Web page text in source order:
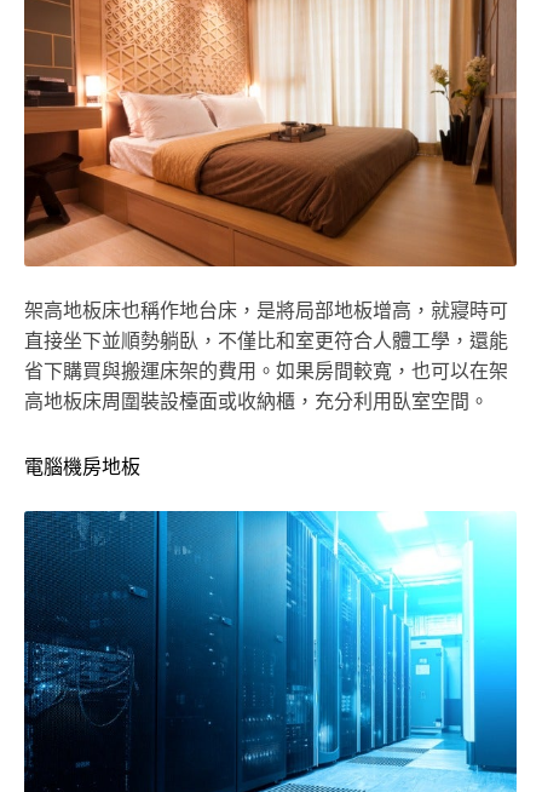
架高地板床也稱作地台床，是將局部地板增高，就寢時可
直接坐下並順勢躺臥，不僅比和室更符合人體工學，還能
省下購買與搬運床架的費用。如果房間較寬，也可以在架
高地板床周圍裝設檯面或收納櫃，充分利用臥室空間。
電腦機房地板